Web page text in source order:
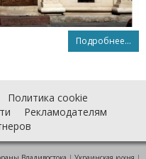
Подробнее...
Политика cookie
Рекламодателям